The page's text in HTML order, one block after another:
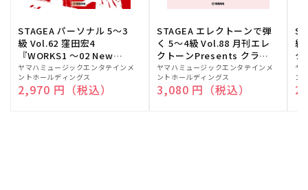
STAGEA パーソナル 5～3
級 Vol.62 窪田宏4
『WORKS1 ～02 New
edition～』
販
売
元:
ヤマハミュージックエンタテインメ
ントホールディングス
通常価格
2,970 円（税込）
STAGEA エレクトーンで弾
く 5～4級 Vol.88 月刊エレ
クトーンPresents クラシ
ック名曲集
販
売
元:
ヤマハミュージックエンタテインメ
ントホールディングス
通常価格
3,080 円（税込）
級
ク
販
売
元:
ヤ
ン